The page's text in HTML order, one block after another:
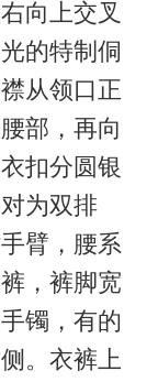
向上交叉
的特制侗
从领口正
部，再向
扣分圆银
为双排
臂，腰系
，裤脚宽
镯，有的
。衣裤上